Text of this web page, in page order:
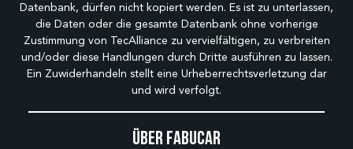
Über Fabucar
Datenbank, dürfen nicht kopiert werden. Es ist zu unterlassen,
die Daten oder die gesamte Datenbank ohne vorherige
Zustimmung von TecAlliance zu vervielfältigen, zu verbreiten
und/oder diese Handlungen durch Dritte ausführen zu lassen.
Ein Zuwiderhandeln stellt eine Urheberrechtsverletzung dar
und wird verfolgt.